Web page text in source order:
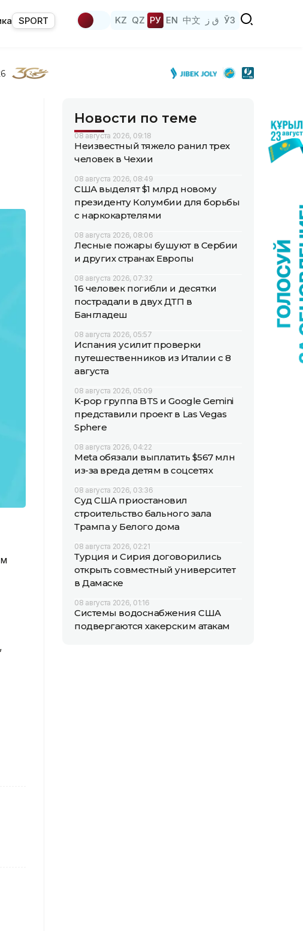
SPORT KZ QZ РУ EN 中文 ق ز ЎЗ
Новости по теме
08 августа 2026, 09:18
Неизвестный тяжело ранил трех
человек в Чехии
08 августа 2026, 08:49
США выделят $1 млрд новому
президенту Колумбии для борьбы
с наркокартелями
08 августа 2026, 08:06
Лесные пожары бушуют в Сербии
и других странах Европы
08 августа 2026, 07:32
16 человек погибли и десятки
пострадали в двух ДТП в
Бангладеш
08 августа 2026, 05:57
Испания усилит проверки
путешественников из Италии с 8
августа
08 августа 2026, 05:09
K-pop группа BTS и Google Gemini
представили проект в Las Vegas
Sphere
08 августа 2026, 04:22
Meta обязали выплатить $567 млн
из-за вреда детям в соцсетях
08 августа 2026, 03:36
Суд США приостановил
строительство бального зала
Трампа у Белого дома
08 августа 2026, 02:21
Турция и Сирия договорились
открыть совместный университет
в Дамаске
08 августа 2026, 01:16
Системы водоснабжения США
подвергаются хакерским атакам